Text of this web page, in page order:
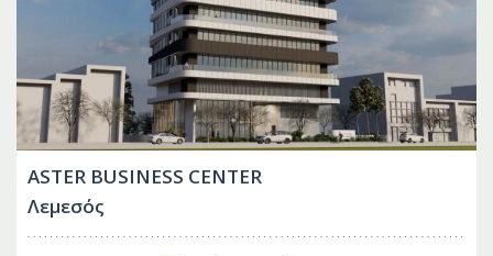
ASTER BUSINESS CENTER
Λεμεσός